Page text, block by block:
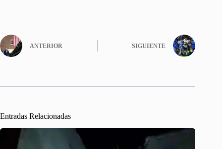
ANTERIOR SIGUIENTE
Entradas Relacionadas